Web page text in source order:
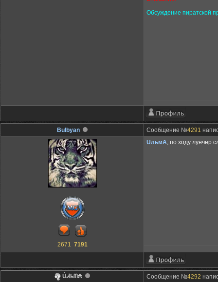
Обсуждение пиратской
Bulbyan Сообщение №4291
2671 7191
UльмA, по ходу лунчер
ỦᏗѣᗰ₳ Сообщение №4292